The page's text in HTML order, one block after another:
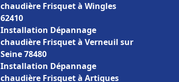
chaudière Frisquet à Wingles
62410
Installation Dépannage
chaudière Frisquet à Verneuil sur
Seine 78480
Installation Dépannage
chaudière Frisquet à Artigues